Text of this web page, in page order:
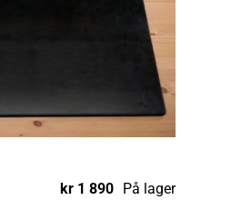
kr 1 890 På lager